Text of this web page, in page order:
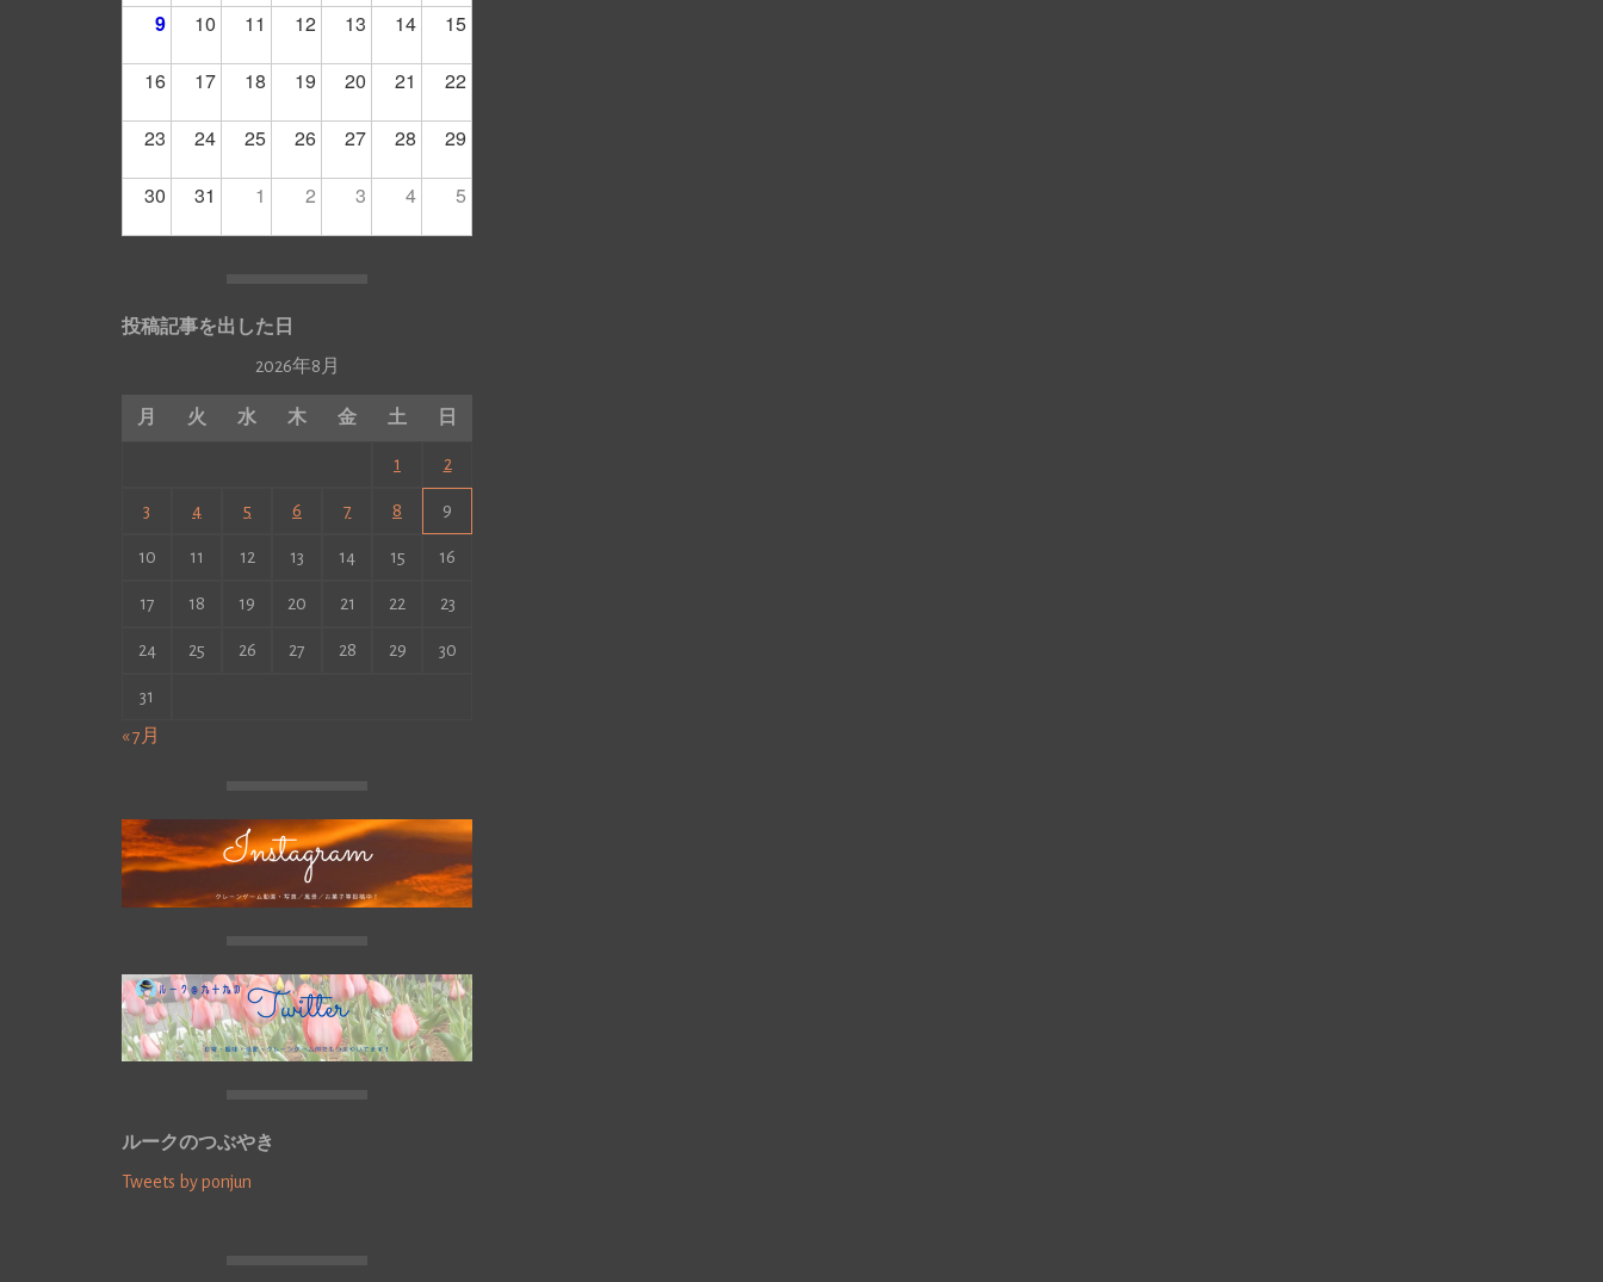
9 10 11 12 13 14 15
16 17 18 19 20 21 22
23 24 25 26 27 28 29
30 31 1 2 3 4 5
投稿記事を出した日
2026年8月
月 火 水 木 金 土 日
1 2
3 4 5 6 7 8 9
10 11 12 13 14 15 16
17 18 19 20 21 22 23
24 25 26 27 28 29 30
31
« 7月
ルークのつぶやき
Tweets by ponjun